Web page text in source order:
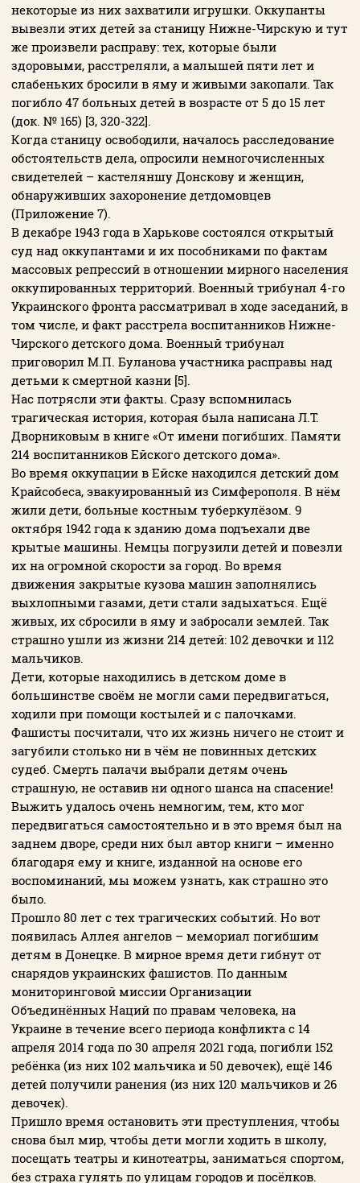
некоторые из них захватили игрушки. Оккупанты
вывезли этих детей за станицу Нижне-Чирскую и тут
же произвели расправу: тех, которые были
здоровыми, расстреляли, а малышей пяти лет и
слабеньких бросили в яму и живыми закопали. Так
погибло 47 больных детей в возрасте от 5 до 15 лет
(док. № 165) [3, 320-322].
Когда станицу освободили, началось расследование
обстоятельств дела, опросили немногочисленных
свидетелей – кастеляншу Донскову и женщин,
обнаруживших захоронение детдомовцев
(Приложение 7).
В декабре 1943 года в Харькове состоялся открытый
суд над оккупантами и их пособниками по фактам
массовых репрессий в отношении мирного населения
оккупированных территорий. Военный трибунал 4-го
Украинского фронта рассматривал в ходе заседаний, в
том числе, и факт расстрела воспитанников Нижне-
Чирского детского дома. Военный трибунал
приговорил М.П. Буланова участника расправы над
детьми к смертной казни [5].
Нас потрясли эти факты. Сразу вспомнилась
трагическая история, которая была написана Л.Т.
Дворниковым в книге «От имени погибших. Памяти
214 воспитанников Ейского детского дома».
Во время оккупации в Ейске находился детский дом
Крайсобеса, эвакуированный из Симферополя. В нём
жили дети, больные костным туберкулёзом. 9
октября 1942 года к зданию дома подъехали две
крытые машины. Немцы погрузили детей и повезли
их на огромной скорости за город. Во время
движения закрытые кузова машин заполнялись
выхлопными газами, дети стали задыхаться. Ещё
живых, их сбросили в яму и забросали землей. Так
страшно ушли из жизни 214 детей: 102 девочки и 112
мальчиков.
Дети, которые находились в детском доме в
большинстве своём не могли сами передвигаться,
ходили при помощи костылей и с палочками.
Фашисты посчитали, что их жизнь ничего не стоит и
загубили столько ни в чём не повинных детских
судеб. Смерть палачи выбрали детям очень
страшную, не оставив ни одного шанса на спасение!
Выжить удалось очень немногим, тем, кто мог
передвигаться самостоятельно и в это время был на
заднем дворе, среди них был автор книги – именно
благодаря ему и книге, изданной на основе его
воспоминаний, мы можем узнать, как страшно это
было.
Прошло 80 лет с тех трагических событий. Но вот
появилась Аллея ангелов – мемориал погибшим
детям в Донецке. В мирное время дети гибнут от
снарядов украинских фашистов. По данным
мониторинговой миссии Организации
Объединённых Наций по правам человека, на
Украине в течение всего периода конфликта с 14
апреля 2014 года по 30 апреля 2021 года, погибли 152
ребёнка (из них 102 мальчика и 50 девочек), ещё 146
детей получили ранения (из них 120 мальчиков и 26
девочек).
Пришло время остановить эти преступления, чтобы
снова был мир, чтобы дети могли ходить в школу,
посещать театры и кинотеатры, заниматься спортом,
без страха гулять по улицам городов и посёлков.